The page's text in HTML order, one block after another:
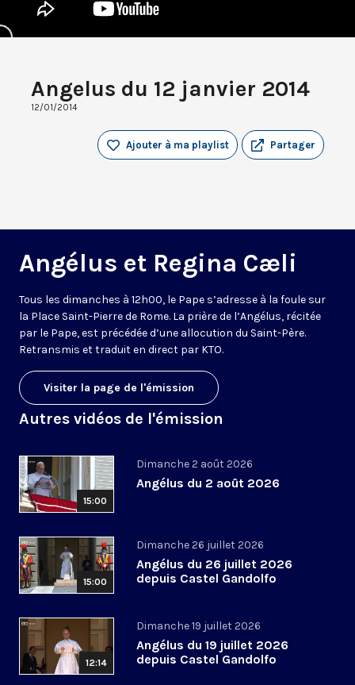
Angelus du 12 janvier 2014
12/01/2014
Partager
Ajouter à ma playlist
Angélus et Regina Cæli
Tous les dimanches à 12h00, le Pape s’adresse à la foule sur
la Place Saint-Pierre de Rome. La prière de l’Angélus, récitée
par le Pape, est précédée d’une allocution du Saint-Père.
Retransmis et traduit en direct par KTO.
Visiter la page de l'émission
Autres vidéos de l'émission
15:00
Dimanche 2 août 2026
Angélus du 2 août 2026
15:00
Dimanche 26 juillet 2026
Angélus du 26 juillet 2026
depuis Castel Gandolfo
12:14
Dimanche 19 juillet 2026
Angélus du 19 juillet 2026
depuis Castel Gandolfo